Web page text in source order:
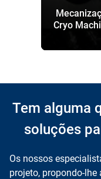
Cryo
Tem alguma
soluções
Os nossos
projeto, propondo-